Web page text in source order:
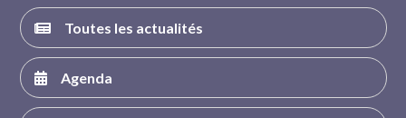
Toutes les actualités
Agenda